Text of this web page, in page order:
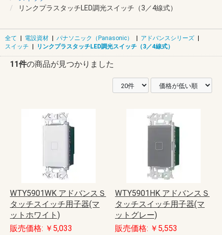
リンクプラスタッチLED調光スイッチ（3／4線式）
全て | 電設資材 | パナソニック（Panasonic） | アドバンスシリーズ |
スイッチ | リンクプラスタッチLED調光スイッチ（3／4線式）
11件の商品が見つかりました
WTY5901WK アドバンスＳ
タッチスイッチ用子器(マ
ットホワイト)
販売価格: ￥5,033
WTY5901HK アドバンスＳ
タッチスイッチ用子器(マ
ットグレー)
販売価格: ￥5,553